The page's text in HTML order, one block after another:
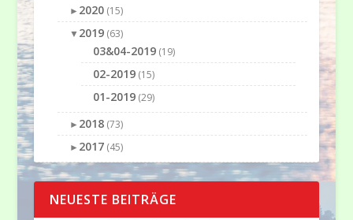
► 2020(15)
▼2019(63)
03&04-2019(19)
02-2019(15)
01-2019(29)
► 2018(73)
► 2017(45)
NEUESTE BEITRÄGE